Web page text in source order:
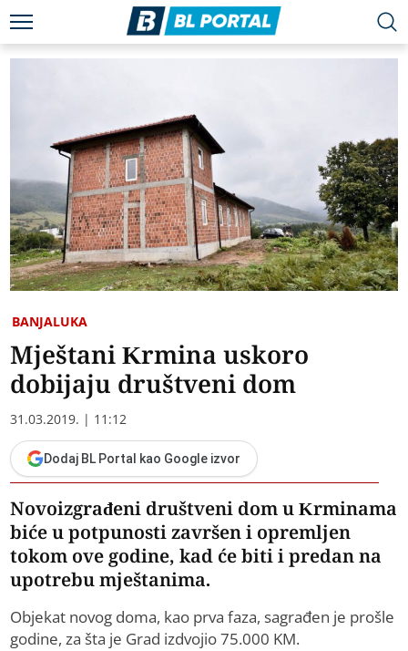
BANJALUKA
Mještani Krmina uskoro
dobijaju društveni dom
31.03.2019. | 11:12
Dodaj BL Portal kao Google izvor
Novoizgrađeni društveni dom u Krminama
biće u potpunosti završen i opremljen
tokom ove godine, kad će biti i predan na
upotrebu mještanima.
Objekat novog doma, kao prva faza, sagrađen je prošle
godine, za šta je Grad izdvojio 75.000 KM.